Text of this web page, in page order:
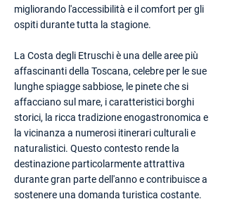
migliorando l'accessibilità e il comfort per gli
ospiti durante tutta la stagione.
La Costa degli Etruschi è una delle aree più
affascinanti della Toscana, celebre per le sue
lunghe spiagge sabbiose, le pinete che si
affacciano sul mare, i caratteristici borghi
storici, la ricca tradizione enogastronomica e
la vicinanza a numerosi itinerari culturali e
naturalistici. Questo contesto rende la
destinazione particolarmente attrattiva
durante gran parte dell'anno e contribuisce a
sostenere una domanda turistica costante.